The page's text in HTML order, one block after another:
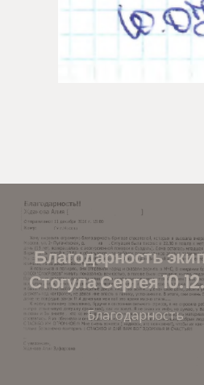
Благодарность
Стогула Сергея
Благодарность